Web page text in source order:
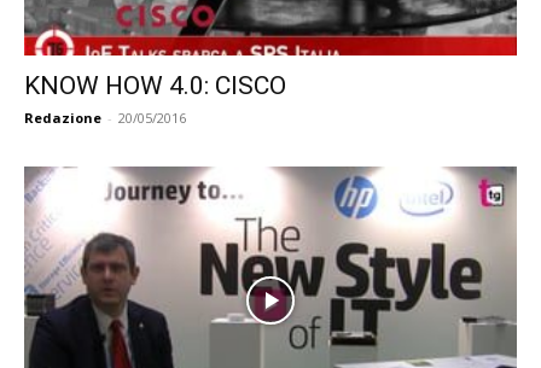
KNOW HOW 4.0: CISCO
Redazione - 20/05/2016